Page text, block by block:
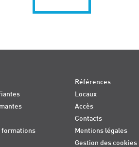
formations
Références
Locaux
Accès
Contacts
Mentions légales
Gestion des cookies